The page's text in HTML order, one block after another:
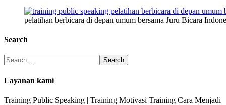
i
n
pelatihan berbicara di depan umum bersama Juru Bicara
Search
Search
for:
Layanan kami
Training Public Speaking | Training Motivasi Training Cara Menjadi